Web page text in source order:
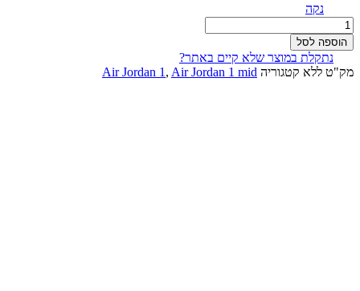
נקה
כמות
של
Jordan
1
Mid
הוספה לסל
נתקלת במוצר שלא קיים באתר?
מק"ט ללא קטגוריה Air Jordan 1 , Air Jordan 1 mid